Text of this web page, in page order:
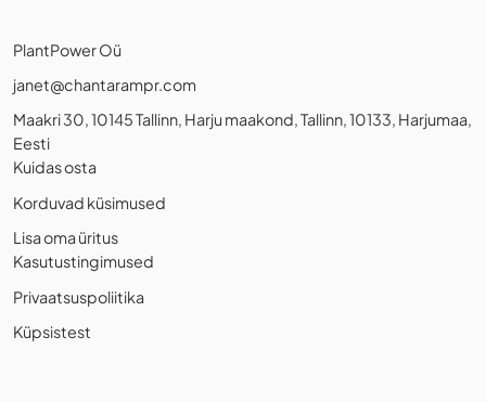
PlantPower Oü
janet@chantarampr.com
Maakri 30, 10145 Tallinn, Harju maakond, Tallinn, 10133, Harjumaa,
Eesti
Kuidas osta
Korduvad küsimused
Lisa oma üritus
Kasutustingimused
Privaatsuspoliitika
Küpsistest